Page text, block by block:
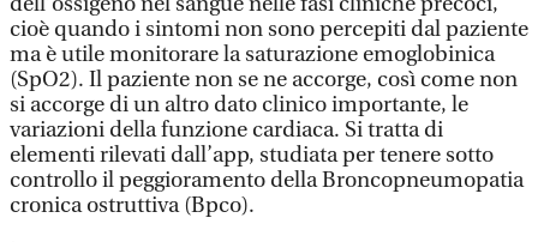
cioè quando i sintomi non sono percepiti dal paziente
ma è utile monitorare la saturazione emoglobinica
(SpO2). Il paziente non se ne accorge, così come non
si accorge di un altro dato clinico importante, le
variazioni della funzione cardiaca. Si tratta di
elementi rilevati dall’app, studiata per tenere sotto
controllo il peggioramento della Broncopneumopatia
cronica ostruttiva (Bpco).